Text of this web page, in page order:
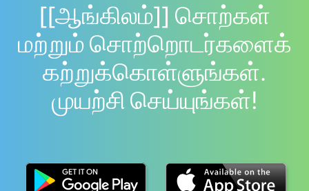
[[ஆங்கிலம்]] சொற்கள்
மற்றும் சொற்றொடர்களைக்
கற்றுக்கொள்ளுங்கள்.
முயற்சி செய்யுங்கள்!